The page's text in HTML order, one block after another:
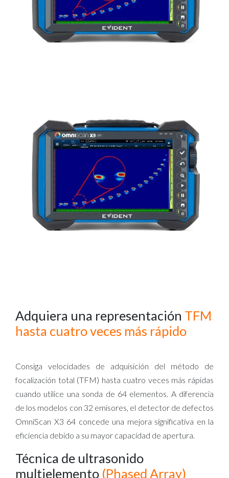
Adquiera una representación TFM
hasta cuatro veces más rápido
Consiga velocidades de adquisición del método de
focalización total (TFM) hasta cuatro veces más rápidas
cuando utilice una sonda de 64 elementos. A diferencia
de los modelos con 32 emisores, el detector de defectos
OmniScan X3 64 concede una mejora significativa en la
eficiencia debido a su mayor capacidad de apertura.
Técnica de ultrasonido
multielemento (Phased Array)